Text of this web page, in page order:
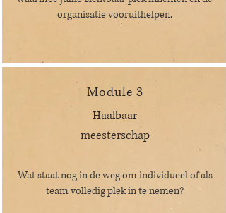
organisatie vooruithelpen.
Module 3
Haalbaar
meesterschap
Wat staat nog in de weg om individueel of als
team volledig plek in te nemen?